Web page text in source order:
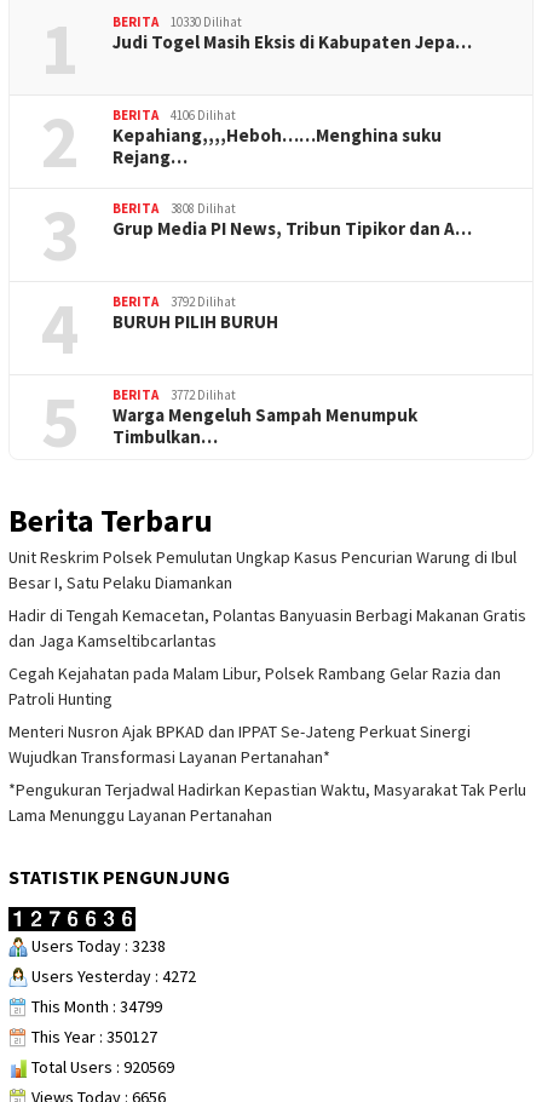
1 BERITA 10330 Dilihat
Judi Togel Masih Eksis di Kabupaten Jepa…
2 BERITA 4106 Dilihat
Kepahiang,,,,Heboh……Menghina suku
Rejang…
3 BERITA 3808 Dilihat
Grup Media PI News, Tribun Tipikor dan A…
4 BERITA 3792 Dilihat
BURUH PILIH BURUH
5 BERITA 3772 Dilihat
Warga Mengeluh Sampah Menumpuk
Timbulkan…
Berita Terbaru
Unit Reskrim Polsek Pemulutan Ungkap Kasus Pencurian Warung di Ibul
Besar I, Satu Pelaku Diamankan
Hadir di Tengah Kemacetan, Polantas Banyuasin Berbagi Makanan Gratis
dan Jaga Kamseltibcarlantas
Cegah Kejahatan pada Malam Libur, Polsek Rambang Gelar Razia dan
Patroli Hunting
Menteri Nusron Ajak BPKAD dan IPPAT Se-Jateng Perkuat Sinergi
Wujudkan Transformasi Layanan Pertanahan*
*Pengukuran Terjadwal Hadirkan Kepastian Waktu, Masyarakat Tak Perlu
Lama Menunggu Layanan Pertanahan
STATISTIK PENGUNJUNG
Users Today : 3238
Users Yesterday : 4272
This Month : 34799
This Year : 350127
Total Users : 920569
Views Today : 6656